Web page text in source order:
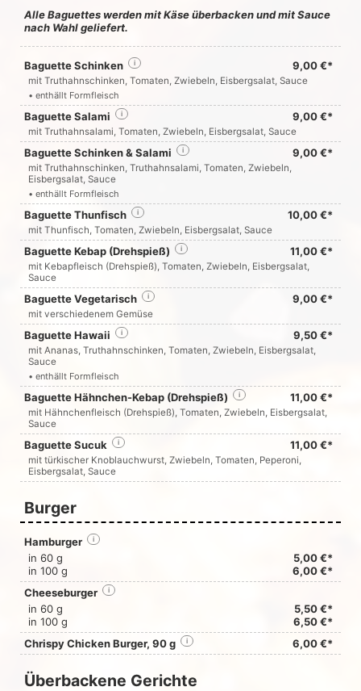
Alle Baguettes werden mit Käse überbacken und mit Sauce
nach Wahl geliefert.
Baguette Schinken 9,00 €*
i
mit Truthahnschinken, Tomaten, Zwiebeln, Eisbergsalat, Sauce
• enthällt Formfleisch
Baguette Salami 9,00 €*
i
mit Truthahnsalami, Tomaten, Zwiebeln, Eisbergsalat, Sauce
Baguette Schinken & Salami 9,00 €*
i
mit Truthahnschinken, Truthahnsalami, Tomaten, Zwiebeln,
Eisbergsalat, Sauce
• enthällt Formfleisch
Baguette Thunfisch 10,00 €*
i
mit Thunfisch, Tomaten, Zwiebeln, Eisbergsalat, Sauce
Baguette Kebap (Drehspieß) 11,00 €*
i
mit Kebapfleisch (Drehspieß), Tomaten, Zwiebeln, Eisbergsalat,
Sauce
Baguette Vegetarisch 9,00 €*
i
mit verschiedenem Gemüse
Baguette Hawaii 9,50 €*
i
mit Ananas, Truthahnschinken, Tomaten, Zwiebeln, Eisbergsalat,
Sauce
• enthällt Formfleisch
Baguette Hähnchen-Kebap (Drehspieß) 11,00 €*
i
mit Hähnchenfleisch (Drehspieß), Tomaten, Zwiebeln, Eisbergsalat,
Sauce
Baguette Sucuk 11,00 €*
i
mit türkischer Knoblauchwurst, Zwiebeln, Tomaten, Peperoni,
Eisbergsalat, Sauce
Burger
Hamburger i
in 60 g
5,00 €*
in 100 g
6,00 €*
Cheeseburger
i
in 60 g
5,50 €*
in 100 g
6,50 €*
Chrispy Chicken Burger, 90 g
6,00 €*
i
Überbackene Gerichte